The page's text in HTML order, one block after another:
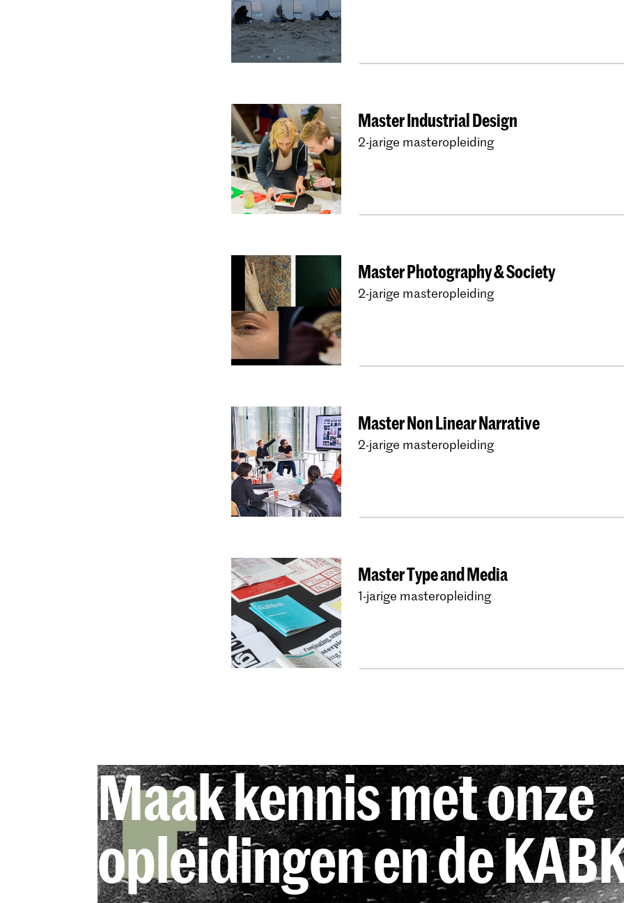
Master Industrial Design
2-jarige masteropleiding
Master Photography & Society
2-jarige masteropleiding
Master Non Linear Narrative
2-jarige masteropleiding
Master Type and Media
1-jarige masteropleiding
Maak kennis met onze
opleidingen en de